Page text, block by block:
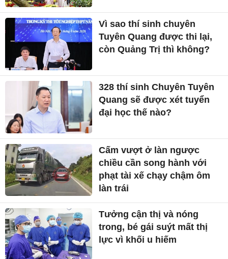
Vì sao thí sinh chuyên
Tuyên Quang được thi lại,
còn Quảng Trị thì không?
328 thí sinh Chuyên Tuyên
Quang sẽ được xét tuyển
đại học thế nào?
Cấm vượt ở làn ngược
chiều cần song hành với
phạt tài xế chạy chậm ôm
làn trái
Tưởng cận thị và nóng
trong, bé gái suýt mất thị
lực vì khối u hiếm